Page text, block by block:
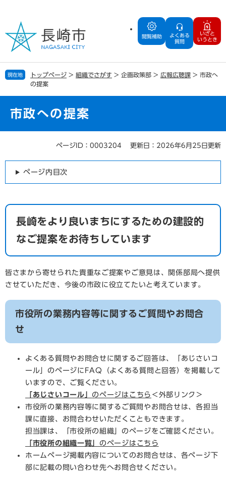
の
で
す
ー
ば
し
閲覧補助
よくある
質問
いざと
いうとき
現在地 トップページ > 組織でさがす > 企画政策部 > 広報広聴課 > 市政へ
の提案
市政への提案
ページID：0003204 更新日：2026年6月25日更新
ページ内目次
長崎をより良いまちにするための建設的
なご提案をお待ちしています
皆さまから寄せられた貴重なご提案やご意見は、関係部局へ提供
させていただき、今後の市政に役立てたいと考えています。
市役所の業務内容等に関するご質問やお問合
せ
よくある質問やお問合せに関するご回答は、「あじさいコ
ール」のページにFAQ（よくある質問と回答）を掲載して
いますので、ご覧ください。
「あじさいコール」 のページはこちら ＜外部リンク＞
市役所の業務内容等に関するご質問やお問合せは、各担当
課に直接、お問合わせいただくこともできます。
担当課は、「市役所の組織」のページをご確認ください。
「市役所の組織一覧」 のページはこちら
ホームページ掲載内容についてのお問合せは、各ページ下
部に記載の問い合わせ先へお問合せください。